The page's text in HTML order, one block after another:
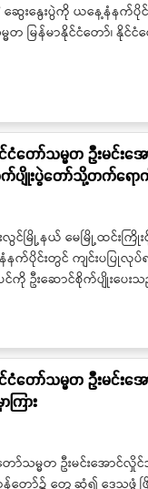
းပွဲကို ယနေ့နံနက်ပိုင်းတွ
မြန်မာနိုင်ငံတော်၊ နိုင်
ငံတော်သမ္မတ ဦးမင်း
းပွဲတော်သို့တက်ရောက်၍
ဦးလွင်မြို့နယ် မေမြို့ထင်
ပိုင်းတွင် ကျင်းပပြုလုပ်
ကို ဦးဆောင်စိုက်ပျိုးပေး
တော်သမ္မတ ဦးမင်းအ
ကြား
ာ်သမ္မတ ဦးမင်းအောင်လှို
န်တော်၌ တွေ့ဆုံ၍ ဒေသဖွံ့ဖ